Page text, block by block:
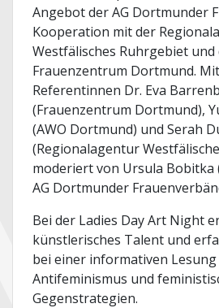
Angebot der AG Dortmunder
Kooperation mit der
Westfälisches Ruhrgebiet und
Frauenzentrum Dortmund.
Referentinnen Dr. Eva
(Frauenzentrum Dortmund),
(AWO Dortmund) und Serah
(Regionalagentur
moderiert von Ursula Bobitka
AG Dortmunder
Bei der Ladies Day Art Night
künstlerisches Talent und
bei einer informativen
Antifeminismus und
Gegenstrategien.